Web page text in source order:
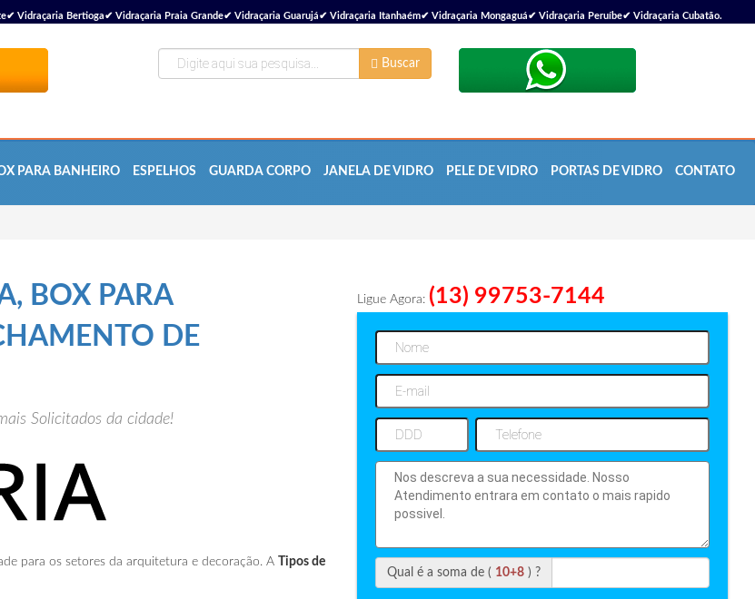
Vidraçaria Bertioga✔ Vidraçaria Praia Grande✔ Vidraçaria Guarujá✔ Vidraçaria Itanhaém✔ Vidraçaria Mongaguá✔ Vidraçaria Peruíbe✔ Vidraçaria Cubatão.
Buscar
PARA BANHEIRO ESPELHOS GUARDA CORPO JANELA DE VIDRO PELE DE VIDRO PORTAS DE VIDRO CONTATO
BOX PARA
DE
Solicitados da cidade!
para os setores da arquitetura e decoração. A Tipos de
Ligue Agora: (13) 99753-7144
Qual é a soma de ( 10+8 ) ?